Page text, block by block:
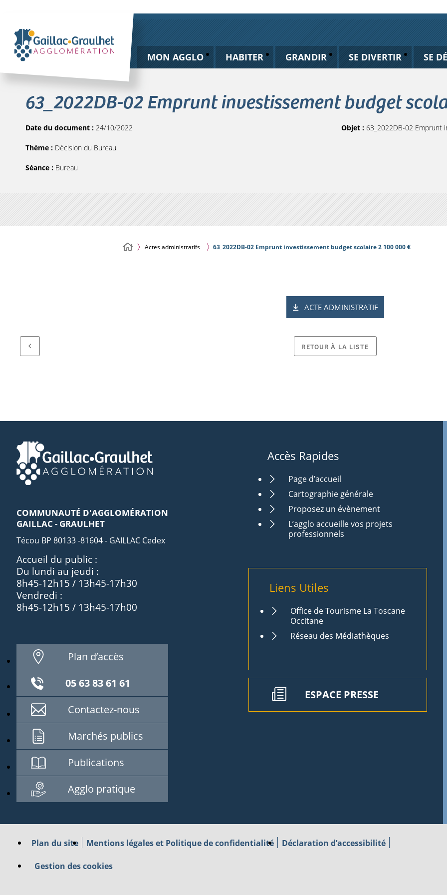
MON AGGLO HABITER GRANDIR SE DIVERTIR SE
63_2022DB-02 Emprunt investissement budget
Date du document : 24/10/2022
Théme : Décision du Bureau
Séance : Bureau
Objet : 63_2022DB-02 Emprunt
Actes administratifs 63_2022DB-02 Emprunt investissement budget scolaire 2 100 000 €
ACTE ADMINISTRATIF
RETOUR À LA LISTE
COMMUNAUTÉ D'AGGLOMÉRATION
GAILLAC - GRAULHET
Técou BP 80133 -81604 - GAILLAC Cedex
Accueil du public :
Du lundi au jeudi :
8h45-12h15 / 13h45-17h30
Vendredi :
8h45-12h15 / 13h45-17h00
Plan d’accès
05 63 83 61 61
Contactez-nous
Marchés publics
Publications
Agglo pratique
Accès Rapides
Page d’accueil
Cartographie générale
Proposez un évènement
L’agglo accueille vos projets
professionnels
Liens Utiles
Office de Tourisme La Toscane
Occitane
Réseau des Médiathèques
ESPACE PRESSE
Plan du site Mentions légales et Politique de confidentialité Déclaration d’accessibilité
Gestion des cookies